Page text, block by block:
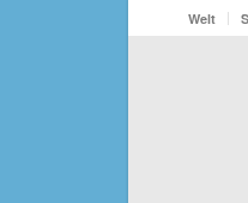
Welt